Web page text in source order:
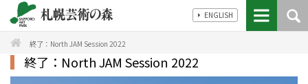
ENGLISH
終了：North JAM Session 2022
終了：North JAM Session 2022